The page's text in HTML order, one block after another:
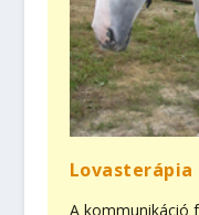
A kommunikáció